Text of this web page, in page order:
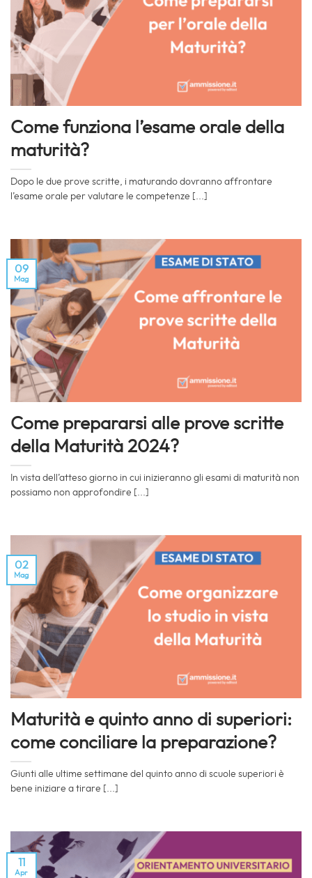
Come funziona l’esame orale della
maturità?
Dopo le due prove scritte, i maturando dovranno affrontare
l’esame orale per valutare le competenze [...]
Come prepararsi alle prove scritte
della Maturità 2024?
In vista dell’atteso giorno in cui inizieranno gli esami di maturità non
possiamo non approfondire [...]
09
Mag
Maturità e quinto anno di superiori:
come conciliare la preparazione?
Giunti alle ultime settimane del quinto anno di scuole superiori è
bene iniziare a tirare [...]
02
Mag
11
Apr